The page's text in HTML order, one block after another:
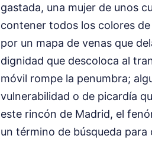
gastada, una mujer de unos
contener todos los colores
por un mapa de venas que
dignidad que descoloca al
móvil rompe la penumbra;
vulnerabilidad o de picardía
este rincón de Madrid, el
un término de búsqueda